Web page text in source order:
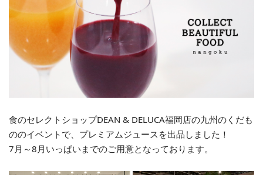
食のセレクトショップDEAN & DELUCA福岡店の九州のくだも
ののイベントで、プレミアムジュースを出品しました！
7月～8月いっぱいまでのご用意となっております。